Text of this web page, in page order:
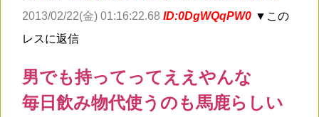
2013/02/22(金) 01:16:22.68 ID:0DgWQqPW0 ▼この
レスに返信
男でも持ってってええやんな
毎日飲み物代使うのも馬鹿らしい